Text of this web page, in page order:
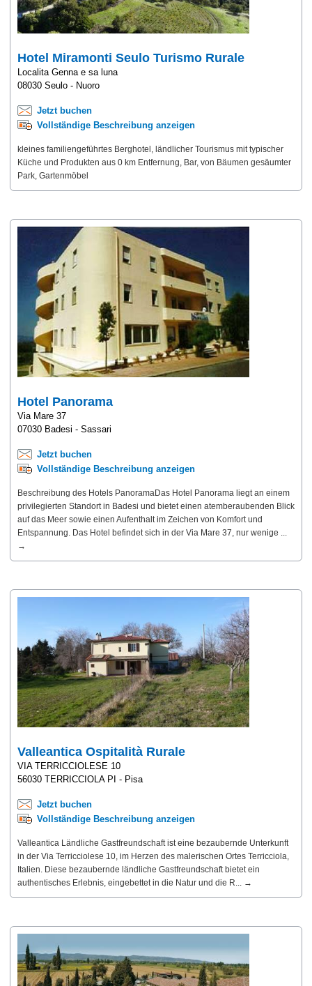
Hotel Miramonti Seulo Turismo Rurale
Localita Genna e sa luna
08030 Seulo - Nuoro
Jetzt buchen
Vollständige Beschreibung anzeigen
kleines familiengeführtes Berghotel, ländlicher Tourismus mit typischer
Küche und Produkten aus 0 km Entfernung, Bar, von Bäumen gesäumter
Park, Gartenmöbel
Hotel Panorama
Via Mare 37
07030 Badesi - Sassari
Jetzt buchen
Vollständige Beschreibung anzeigen
Beschreibung des Hotels PanoramaDas Hotel Panorama liegt an einem
privilegierten Standort in Badesi und bietet einen atemberaubenden Blick
auf das Meer sowie einen Aufenthalt im Zeichen von Komfort und
Entspannung. Das Hotel befindet sich in der Via Mare 37, nur wenige ...
→
Valleantica Ospitalità Rurale
VIA TERRICCIOLESE 10
56030 TERRICCIOLA PI - Pisa
Jetzt buchen
Vollständige Beschreibung anzeigen
Valleantica Ländliche Gastfreundschaft ist eine bezaubernde Unterkunft
in der Via Terricciolese 10, im Herzen des malerischen Ortes Terricciola,
Italien. Diese bezaubernde ländliche Gastfreundschaft bietet ein
authentisches Erlebnis, eingebettet in die Natur und die R... →